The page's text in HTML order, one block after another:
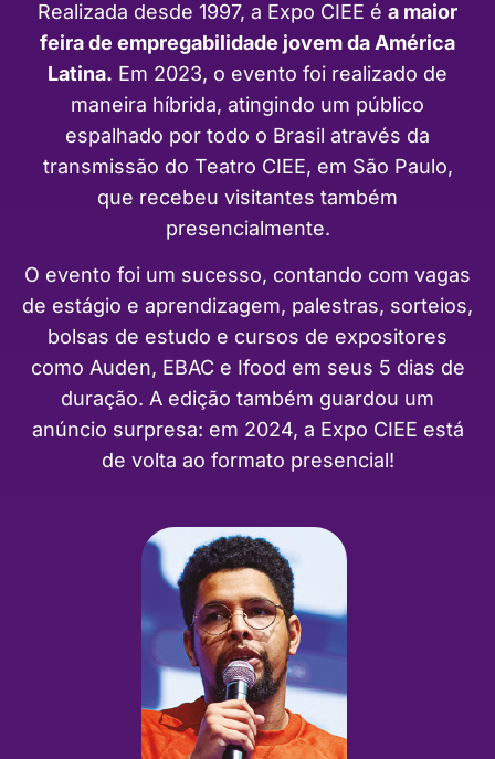
Realizada desde 1997, a Expo CIEE é a maior
feira de empregabilidade jovem da América
Latina. Em 2023, o evento foi realizado de
maneira híbrida, atingindo um público
espalhado por todo o Brasil através da
transmissão do Teatro CIEE, em São Paulo,
que recebeu visitantes também
presencialmente.
O evento foi um sucesso, contando com vagas
de estágio e aprendizagem, palestras, sorteios,
bolsas de estudo e cursos de expositores
como Auden, EBAC e Ifood em seus 5 dias de
duração. A edição também guardou um
anúncio surpresa: em 2024, a Expo CIEE está
de volta ao formato presencial!